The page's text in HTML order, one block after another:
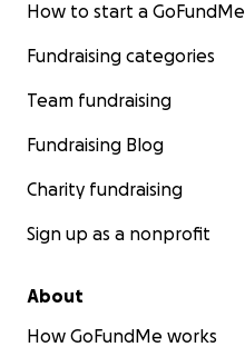
How to start a GoFundMe
Fundraising categories
Team fundraising
Fundraising Blog
Charity fundraising
Sign up as a nonprofit
About
How GoFundMe works